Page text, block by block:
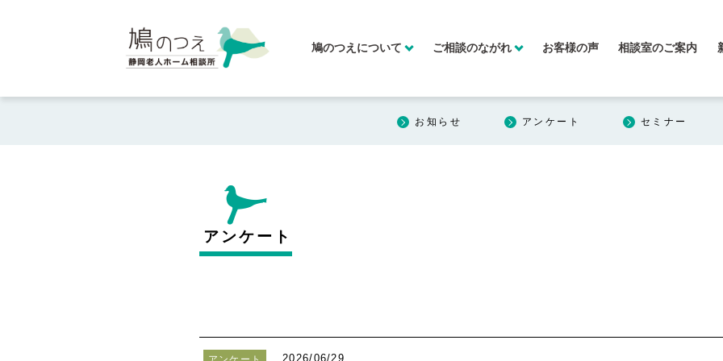
鳩のつえについて ご相談のながれ お客様の声 相談室のご案内
お知らせ アンケート セミナー
アンケート
2026/06/29